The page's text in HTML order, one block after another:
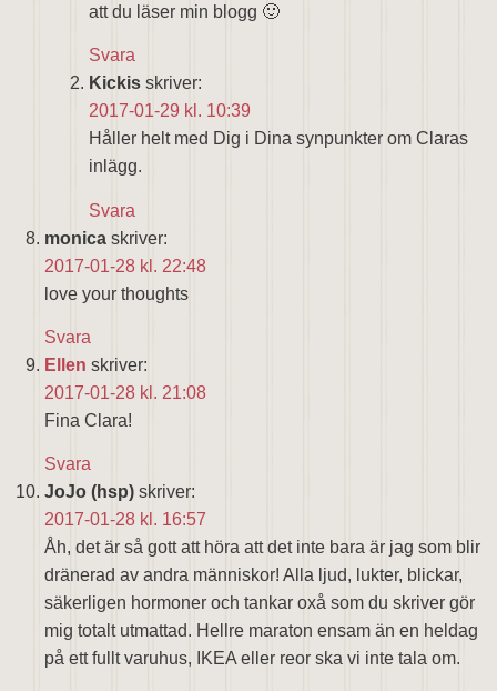
att du läser min blogg 🙂
Svara
Kickis skriver:
2017-01-29 kl. 10:39
Håller helt med Dig i Dina synpunkter om Claras
inlägg.
Svara
monica skriver:
2017-01-28 kl. 22:48
love your thoughts
Svara
Ellen skriver:
2017-01-28 kl. 21:08
Fina Clara!
Svara
JoJo (hsp) skriver:
2017-01-28 kl. 16:57
Åh, det är så gott att höra att det inte bara är jag som blir
dränerad av andra människor! Alla ljud, lukter, blickar,
säkerligen hormoner och tankar oxå som du skriver gör
mig totalt utmattad. Hellre maraton ensam än en heldag
på ett fullt varuhus, IKEA eller reor ska vi inte tala om.